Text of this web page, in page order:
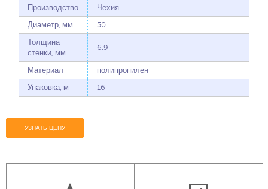
Производство Чехия
Диаметр, мм 50
Толщина
стенки, мм
6.9
Материал полипропилен
Упаковка, м 16
УЗНАТЬ ЦЕНУ